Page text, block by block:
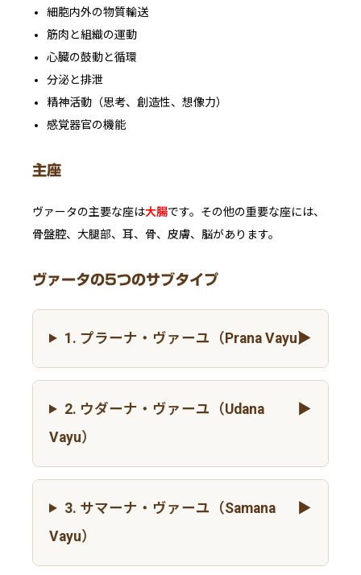
細胞内外の物質輸送
筋肉と組織の運動
心臓の鼓動と循環
分泌と排泄
精神活動（思考、創造性、想像力）
感覚器官の機能
主座
ヴァータの主要な座は大腸です。その他の重要な座には、
骨盤腔、大腿部、耳、骨、皮膚、脳があります。
ヴァータの5つのサブタイプ
1. プラーナ・ヴァーユ（Prana Vayu）
2. ウダーナ・ヴァーユ（Udana
Vayu）
3. サマーナ・ヴァーユ（Samana
Vayu）